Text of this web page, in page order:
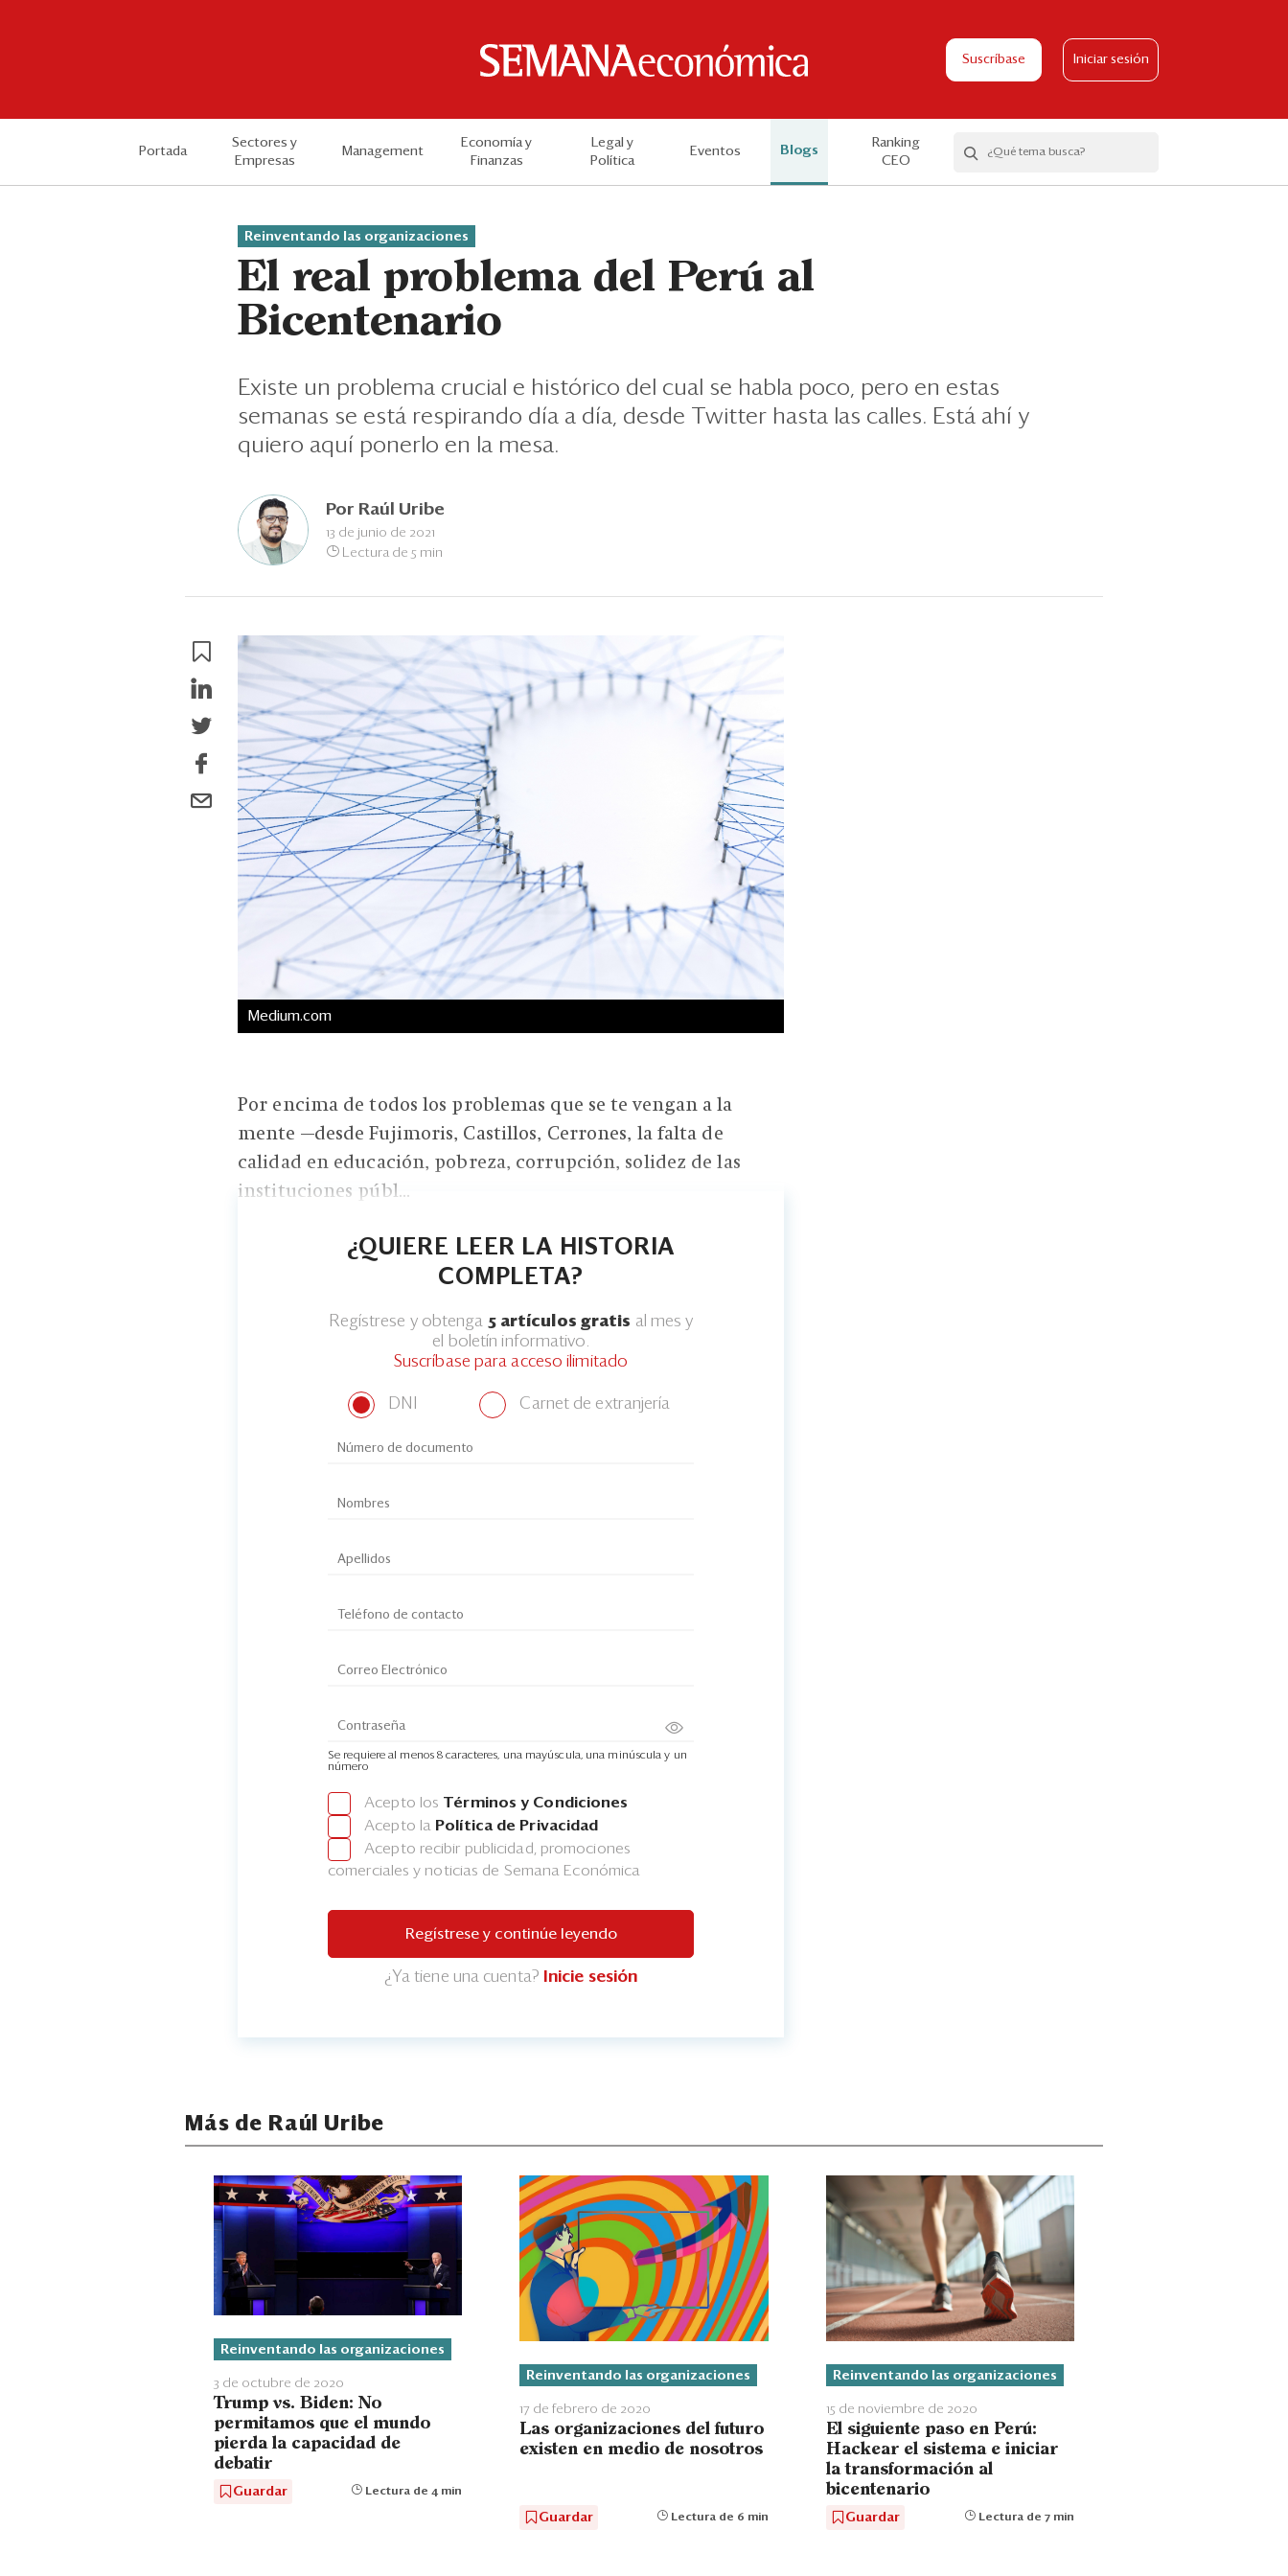
Suscríbase Iniciar sesión
Portada
Sectores y
Empresas
Management
Economía y
Finanzas
Legal y
Política
Eventos Blogs
Ranking
CEO
Reinventando las organizaciones
El real problema del Perú al
Bicentenario
Existe un problema crucial e histórico del cual se habla poco, pero en estas
semanas se está respirando día a día, desde Twitter hasta las calles. Está ahí y
quiero aquí ponerlo en la mesa.
Por Raúl Uribe
13 de junio de 2021
Lectura de 5 min
Medium.com
Por encima de todos los problemas que se te vengan a la
mente —desde Fujimoris, Castillos, Cerrones, la falta de
calidad en educación, pobreza, corrupción, solidez de las
instituciones públ...
¿QUIERE LEER LA HISTORIA
COMPLETA?
Regístrese y obtenga 5 artículos gratis al mes y
el boletín informativo.
Suscríbase para acceso ilimitado
DNI Carnet de extranjería
Se requiere al menos 8 caracteres, una mayúscula, una minúscula y un
número
Acepto los Términos y Condiciones
Acepto la Política de Privacidad
Acepto recibir publicidad, promociones
comerciales y noticias de Semana Económica
Regístrese y continúe leyendo
¿Ya tiene una cuenta? Inicie sesión
Más de Raúl Uribe
Reinventando las organizaciones
3 de octubre de 2020
Trump vs. Biden: No
permitamos que el mundo
pierda la capacidad de
debatir
Guardar Lectura de 4 min
Reinventando las organizaciones
17 de febrero de 2020
Las organizaciones del futuro
existen en medio de nosotros
Guardar Lectura de 6 min
Reinventando las organizaciones
15 de noviembre de 2020
El siguiente paso en Perú:
Hackear el sistema e iniciar
la transformación al
bicentenario
Guardar Lectura de 7 min